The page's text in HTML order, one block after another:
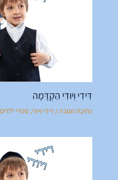
דִּידִי וְיוּדִי הַקְדָּמָה
כתיבת תגובה/ דִּידִי וְיוּדִי, ספרי ילדים